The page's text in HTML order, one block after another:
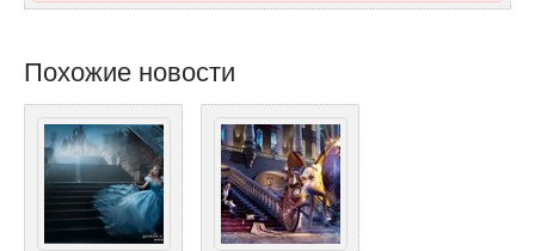
Похожие новости